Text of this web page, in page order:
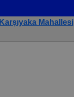
Karşıyaka Mahallesi